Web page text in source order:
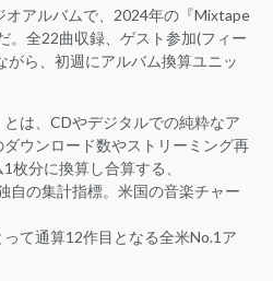
オアルバムで、2024年の『Mixtape
。全22曲収録、ゲスト参加(フィー
がら、初週にアルバム換算ユニッ
は、CDやデジタルでの純粋なア
ウンロード数やストリーミング再
枚分に換算し合算する、
自の集計指標。米国の音楽チャー
て通算12作目となる全米No.1ア